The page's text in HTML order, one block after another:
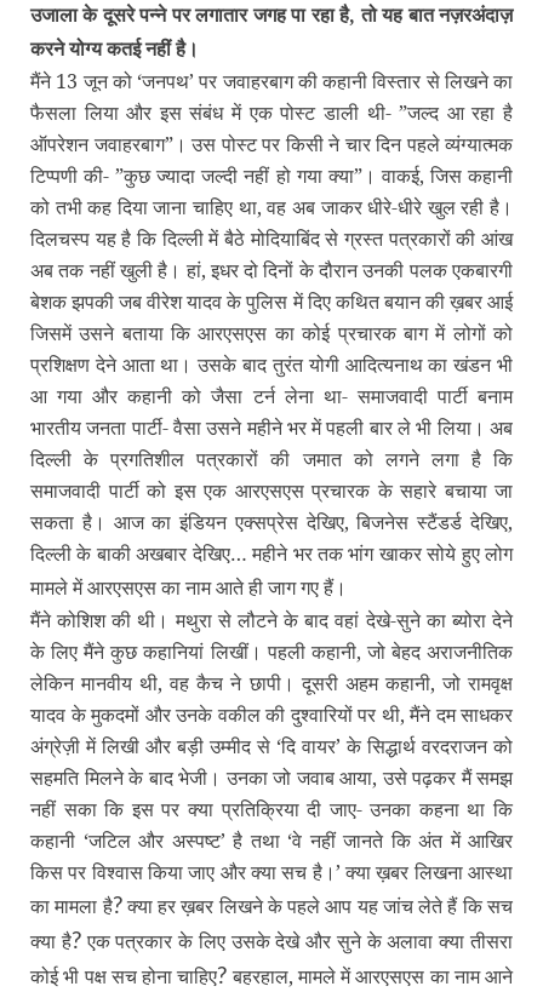
उजाला के दूसरे पन्‍ने पर लगातार जगह पा रहा है, तो यह बात नज़रअंदाज़
करने योग्‍य कतई नहीं है।
मैंने 13 जून को ‘जनपथ’ पर जवाहरबाग की कहानी विस्‍तार से लिखने का
फैसला लिया और इस संबंध में एक पोस्‍ट डाली थी- ”जल्‍द आ रहा है
ऑपरेशन जवाहरबाग”। उस पोस्‍ट पर किसी ने चार दिन पहले व्‍यंग्‍यात्‍मक
टिप्‍पणी की- ”कुछ ज्‍यादा जल्‍दी नहीं हो गया क्‍या”। वाकई, जिस कहानी
को तभी कह दिया जाना चाहिए था, वह अब जाकर धीरे-धीरे खुल रही है।
दिलचस्‍प यह है कि दिल्‍ली में बैठे मोदियाबिंद से ग्रस्‍त पत्रकारों की आंख
अब तक नहीं खुली है। हां, इधर दो दिनों के दौरान उनकी पलक एकबारगी
बेशक झपकी जब वीरेश यादव के पुलिस में दिए कथित बयान की ख़बर आई
जिसमें उसने बताया कि आरएसएस का कोई प्रचारक बाग में लोगों को
प्रशिक्षण देने आता था। उसके बाद तुरंत योगी आदित्‍यनाथ का खंडन भी
आ गया और कहानी को जैसा टर्न लेना था- समाजवादी पार्टी बनाम
भारतीय जनता पार्टी- वैसा उसने महीने भर में पहली बार ले भी लिया। अब
दिल्‍ली के प्रगतिशील पत्रकारों की जमात को लगने लगा है कि
समाजवादी पार्टी को इस एक आरएसएस प्रचारक के सहारे बचाया जा
सकता है। आज का इंडियन एक्‍सप्रेस देखिए, बिजनेस स्‍टैंडर्ड देखिए,
दिल्‍ली के बाकी अखबार देखिए… महीने भर तक भांग खाकर सोये हुए लोग
मामले में आरएसएस का नाम आते ही जाग गए हैं।
मैंने कोशिश की थी। मथुरा से लौटने के बाद वहां देखे-सुने का ब्‍योरा देने
के लिए मैंने कुछ कहानियां लिखीं। पहली कहानी, जो बेहद अराजनीतिक
लेकिन मानवीय थी, वह कैच ने छापी। दूसरी अहम कहानी, जो रामवृक्ष
यादव के मुकदमों और उनके वकील की दुश्‍वारियों पर थी, मैंने दम साधकर
अंग्रेज़ी में लिखी और बड़ी उम्‍मीद से ‘दि वायर’ के सिद्धार्थ वरदराजन को
सहमति मिलने के बाद भेजी। उनका जो जवाब आया, उसे पढ़कर मैं समझ
नहीं सका कि इस पर क्‍या प्रतिक्रिया दी जाए- उनका कहना था कि
कहानी ‘जटिल और अस्‍पष्‍ट’ है तथा ‘वे नहीं जानते कि अंत में आखिर
किस पर विश्‍वास किया जाए और क्‍या सच है।’ क्‍या ख़बर लिखना आस्‍था
का मामला है?क्‍या हर ख़बर लिखने के पहले आप यह जांच लेते हैं कि सच
क्‍या है?एक पत्रकार के लिए उसके देखे और सुने के अलावा क्‍या तीसरा
कोई भी पक्ष सच होना चाहिए?बहरहाल, मामले में आरएसएस का नाम आने